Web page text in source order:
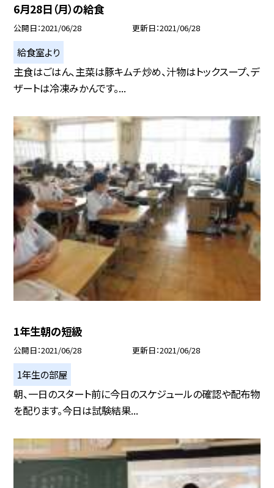
6月28日（月）の給食
公開日 2021/06/28 更新日 2021/06/28
給食室より
主食はごはん、主菜は豚キムチ炒め、汁物はトックスープ、デ
ザートは冷凍みかんです。...
1年生朝の短級
公開日 2021/06/28 更新日 2021/06/28
1年生の部屋
朝、一日のスタート前に今日のスケジュールの確認や配布物
を配ります。今日は試験結果...